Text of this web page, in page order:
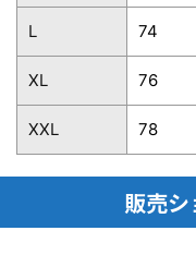
L 74
XL 76
XXL 78
販売